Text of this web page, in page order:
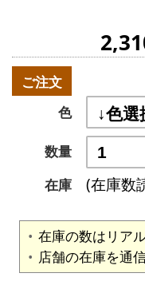
ご注文
色
数量
在庫
(在庫数
在庫の数はリア
店舗の在庫を通